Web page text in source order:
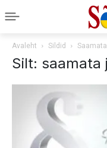
Avaleht Sildid
Silt: saamata